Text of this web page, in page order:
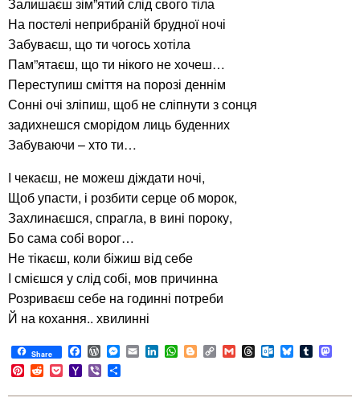
На постелі неприбраній брудної ночі
Забуваєш, що ти чогось хотіла
Пам”ятаєш, що ти нікого не хочеш…
Переступиш сміття на порозі деннім
Сонні очі зліпиш, щоб не сліпнути з сонця
задихнешся сморідом лиць буденних
Забуваючи – хто ти…
І чекаєш, не можеш діждати ночі,
Щоб упасти, і розбити серце об морок,
Захлинаєшся, спрагла, в вині пороку,
Бо сама собі ворог…
Не тікаєш, коли біжиш від себе
І смієшся у слід собі, мов причинна
Розриваєш себе на годинні потреби
Й на кохання.. хвилинні
Share Facebook
WordPress
Messenger
EmailLinkedIn
WhatsApp
BloggerCopy
Link
GmailThreadsOutlook.com
BlueskyTumblr
Pinterest
RedditPocketYahoo
Mail
Viber